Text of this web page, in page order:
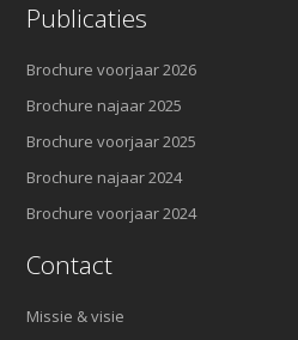
Publicaties
Brochure voorjaar 2026
Brochure najaar 2025
Brochure voorjaar 2025
Brochure najaar 2024
Brochure voorjaar 2024
Contact
Missie & visie